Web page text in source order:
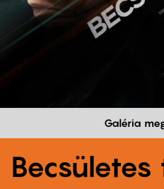
Galéria